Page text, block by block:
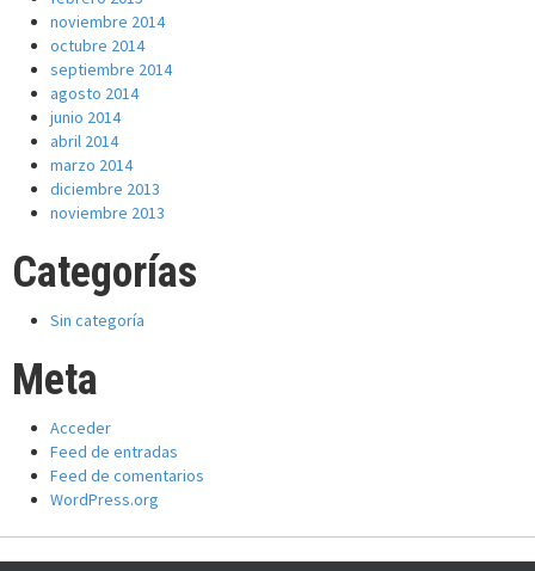
noviembre 2014
octubre 2014
septiembre 2014
agosto 2014
junio 2014
abril 2014
marzo 2014
diciembre 2013
noviembre 2013
Categorías
Sin categoría
Meta
Acceder
Feed de entradas
Feed de comentarios
WordPress.org